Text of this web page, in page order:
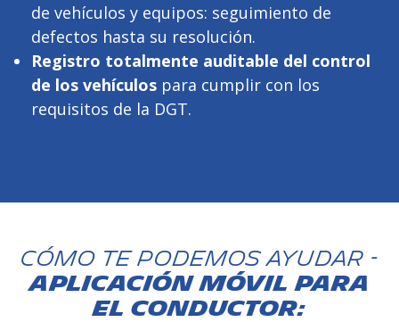
de vehículos y equipos: seguimiento de
defectos hasta su resolución.
Registro totalmente auditable del control
de los vehículos para cumplir con los
requisitos de la DGT.
Cómo te podemos ayudar -
APLICACIÓN MÓVIL PARA
EL CONDUCTOR: